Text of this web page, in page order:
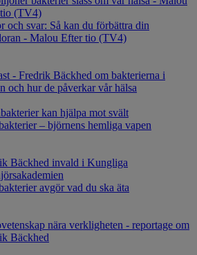
(TV4)
och svar: Så kan du förbättra din
- Malou Efter tio (TV4)
- Fredrik Bäckhed om bakterierna i
och hur de påverkar vår hälsa
kan hjälpa mot svält
– björnens hemliga vapen
Bäckhed invald i Kungliga
avgör vad du ska äta
nära verkligheten - reportage om
Bäckhed